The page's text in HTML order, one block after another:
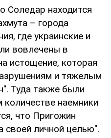
Соледар находится
– города
где украинские и
вовлечены в
истощение, которая
и тяжелым
Туда также были
наемники
что Пригожин
своей личной целью".